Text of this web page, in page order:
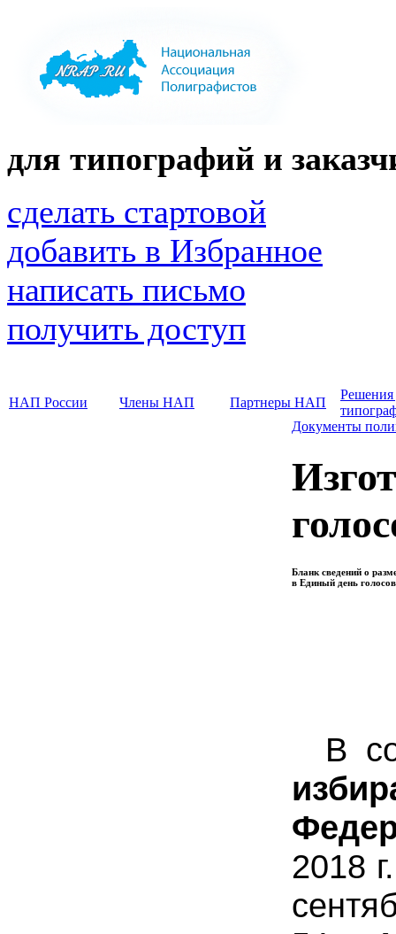
для типографий и
сделать стартовой
добавить в Избранное
написать письмо
получить доступ
НАП России Члены НАП Партнеры НАП
Решения
Документы
Бланк сведений о
в Единый день
В
2018